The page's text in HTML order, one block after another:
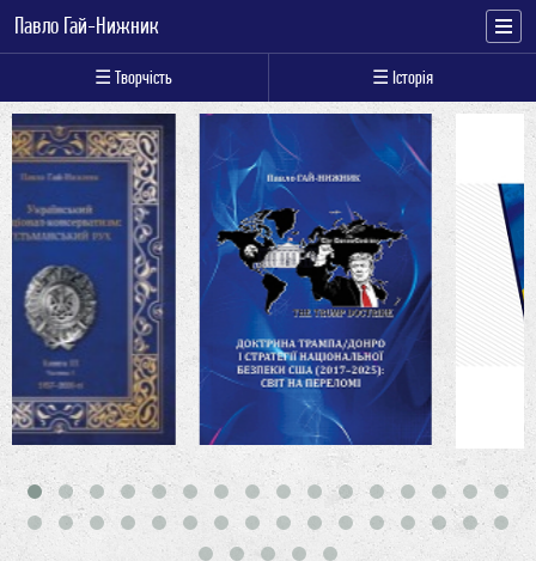
Павло Гай-Нижник
☰ Творчість ☰ Історія